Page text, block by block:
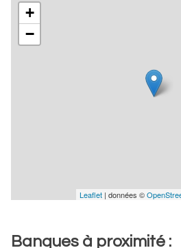
+
−
Leaflet | données ©
Banques à proximité :